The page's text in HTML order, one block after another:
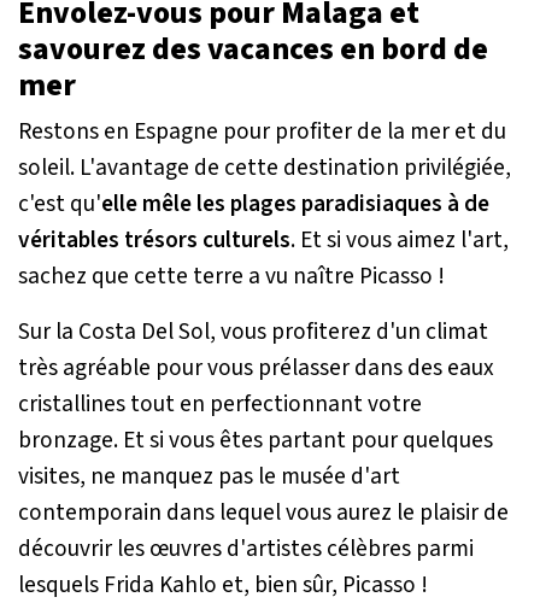
Envolez-vous pour Malaga et
savourez des vacances en bord de
mer
Restons en Espagne pour profiter de la mer et du
soleil. L'avantage de cette destination privilégiée,
c'est qu'elle mêle les plages paradisiaques à de
véritables trésors culturels. Et si vous aimez l'art,
sachez que cette terre a vu naître Picasso !
Sur la Costa Del Sol, vous profiterez d'un climat
très agréable pour vous prélasser dans des eaux
cristallines tout en perfectionnant votre
bronzage. Et si vous êtes partant pour quelques
visites, ne manquez pas le musée d'art
contemporain dans lequel vous aurez le plaisir de
découvrir les œuvres d'artistes célèbres parmi
lesquels Frida Kahlo et, bien sûr, Picasso !